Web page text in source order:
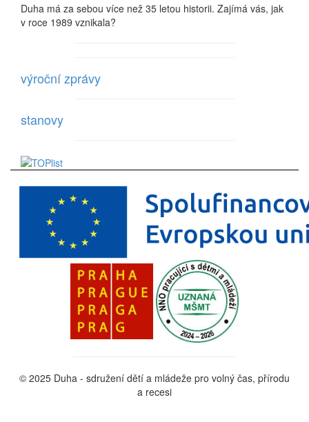
Duha má za sebou více než 35 letou historii. Zajímá vás, jak
v roce 1989 vznikala?
výroční zprávy
stanovy
© 2025 Duha - sdružení dětí a mládeže pro volný čas, přírodu
a recesi